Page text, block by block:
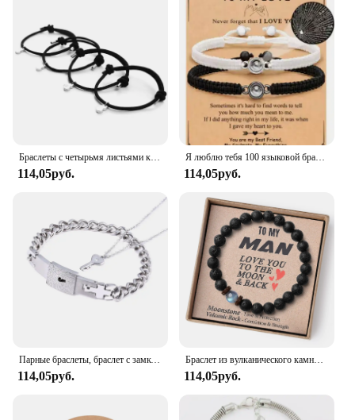
Браслеты с четырьмя листьями клевера, магнитные браслеты с надписью «Best Friend Forever Good Luck» для мужчин и женщин, подарочные браслеты
114,05руб.
Я люблю тебя 100 языковой браслет парные подарки для девушки, моя любовь, душа, День святого Валентина
114,05руб.
Парные браслеты, браслет с замком в форме сердца и ожерелье с ключом, чокер из нержавеющей стали, ювелирные изделия для влюбленных
114,05руб.
Браслет из вулканического камня Kirykle для моего сына, эластичная веревка, подарок отцу на День отца, браслет из вулканического камня лунного камня для мужчин и женщин
114,05руб.